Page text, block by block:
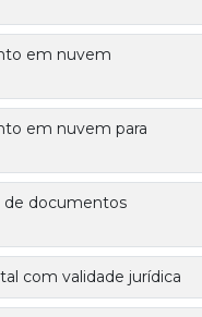
em nuvem
em nuvem para
documentos
com validade jurídica